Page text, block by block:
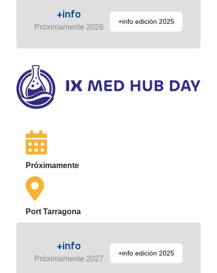
+info
Próximamente 2026
+info edición 2025
Próximamente
Port Tarragona
+info
Próximamente 2027
+info edición 2025